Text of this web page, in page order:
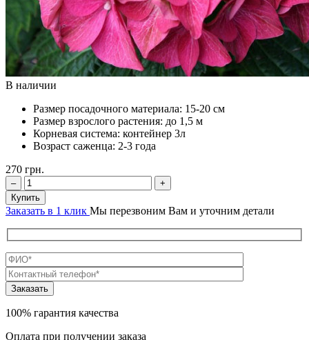
В наличии
Размер посадочного материала: 15-20 см
Размер взрослого растения: до 1,5 м
Корневая система: контейнер 3л
Возраст саженца: 2-3 года
270 грн.
–
+
Купить
Заказать в 1 клик Мы перезвоним Вам и уточним детали
100% гарантия качества
Оплата при получении заказа